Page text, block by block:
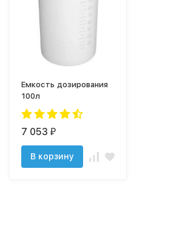
Емкость дозирования
100л
7 053 ₽
В корзину